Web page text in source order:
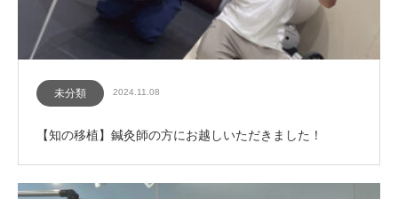
未分類 2024.11.08
【知の移植】鍼灸師の方にお越しいただきました！